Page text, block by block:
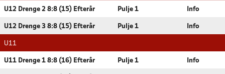
U12 Drenge 2 8:8 (15) Efterår Pulje 1 Info
U12 Drenge 3 8:8 (15) Efterår Pulje 1 Info
U11
U11 Drenge 1 8:8 (16) Efterår Pulje 1 Info